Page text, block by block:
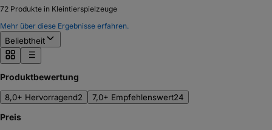
72 Produkte in Kleintierspielzeuge
Mehr über diese Ergebnisse erfahren.
Beliebtheit
Produktbewertung
8,0+ Hervorragend2 7,0+ Empfehlenswert24
Preis